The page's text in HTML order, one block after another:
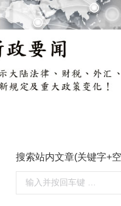
搜索站内文章(关键字+